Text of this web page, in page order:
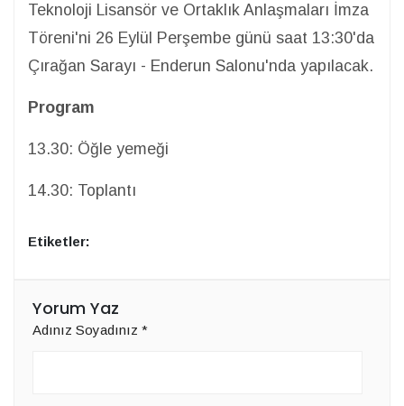
Teknoloji Lisansör ve Ortaklık Anlaşmaları İmza
Töreni'ni 26 Eylül Perşembe günü saat 13:30'da
Çırağan Sarayı - Enderun Salonu'nda yapılacak.
Program
13.30: Öğle yemeği
14.30: Toplantı
Etiketler:
Yorum Yaz
Adınız Soyadınız *